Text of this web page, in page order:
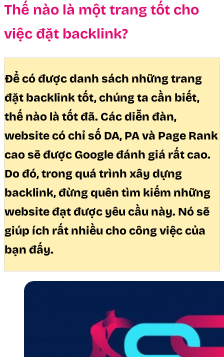
Thế nào là một trang tốt cho
việc đặt backlink?
Để có được danh sách những trang
đặt backlink tốt, chúng ta cần biết,
thế nào là tốt đã. Các diễn đàn,
website có chỉ số DA, PA và Page Rank
cao sẽ được Google đánh giá rất cao.
Do đó, trong quá trình xây dựng
backlink, đừng quên tìm kiếm những
website đạt được yêu cầu này. Nó sẽ
giúp ích rất nhiều cho công việc của
bạn đấy.